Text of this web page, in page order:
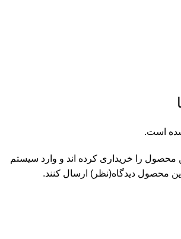
است.
محصول را خریداری کرده اند و وارد سیستم
این محصول دیدگاه(نظر) ارسال کنند.